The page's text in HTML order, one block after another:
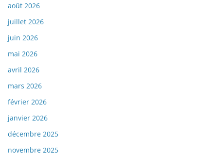
août 2026
juillet 2026
juin 2026
mai 2026
avril 2026
mars 2026
février 2026
janvier 2026
décembre 2025
novembre 2025